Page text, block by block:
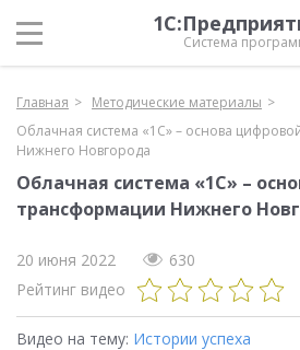
Система
Главная
Методические материалы
Облачная система «1С» – основа
Нижнего Новгорода
Облачная система «1С» –
трансформации Нижнего
20 июня 2022
630
Рейтинг видео
Видео на тему: Истории успеха